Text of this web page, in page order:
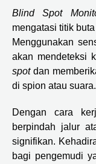
Blind Spot
mengatasi titik
Menggunakan
akan mendeteksi
spotdan
di spion atau suara.
Dengan cara
berpindah jalur
signifikan.
bagi pengemudi